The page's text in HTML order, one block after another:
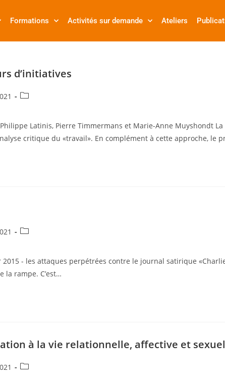
Formations Activités sur demande Ateliers
d’initiatives
Latinis, Pierre Timmermans et Marie-Anne Muyshondt
critique du «travail». En complément à cette approche, le
- les attaques perpétrées contre le journal satirique
la rampe. C’est…
à la vie relationnelle, affective et